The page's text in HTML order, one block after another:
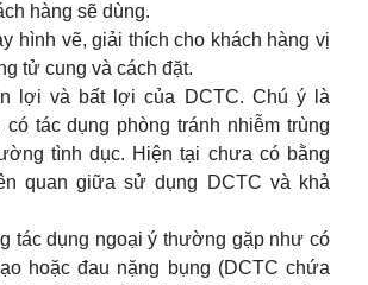
hàng sẽ dùng.
hình vẽ, giải thích cho khách hàng vị
tử cung và cách đặt.
lợi và bất lợi của DCTC. Chú ý là
có tác dụng phòng tránh nhiễm trùng
tình dục. Hiện tại chưa có bằng
quan giữa sử dụng DCTC và khả
tác dụng ngoại ý thường gặp như có
hoặc đau nặng bụng (DCTC chứa